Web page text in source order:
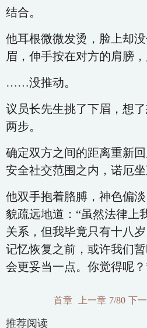
结合。
他耳根微微发烫，脸上却
眉，伸手按在对方的肩膀，
……没推动。
议员长先生挑了下眉，想
两步。
确定双方之间的距离重新
安全社交范围之内，诺厄坐
他双手抱着胳膊，神色偏
貌疏远地道：“虽然法律上
关系，但我毕竟只有十八
记忆恢复之前，或许我们
会更妥当一点。你觉得呢？
首章 上一章 7/80 下
推荐阅读